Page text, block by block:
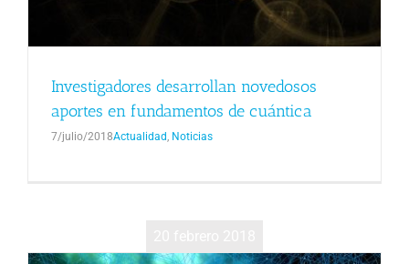
Investigadores desarrollan novedosos
aportes en fundamentos de cuántica
7/julio/2018Actualidad Noticias